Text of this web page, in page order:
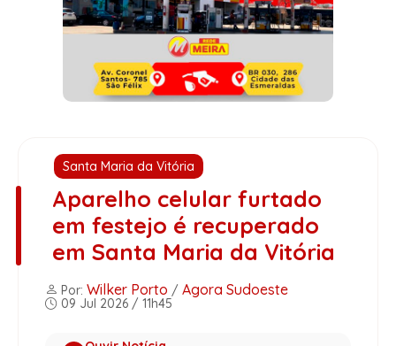
Santa Maria da Vitória
Aparelho celular furtado
em festejo é recuperado
em Santa Maria da Vitória
Por: Wilker Porto / Agora Sudoeste
09 Jul 2026 / 11h45